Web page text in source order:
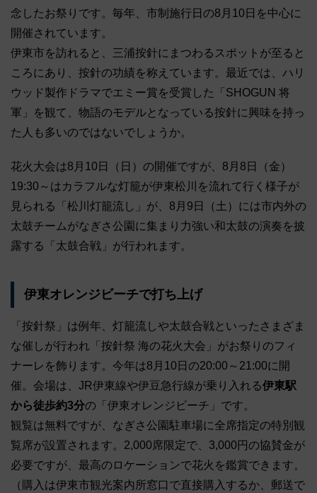
念したお祭りです。毎年、市制施行日の8月10日を中心に
開催されています。
伊東市を訪れると、三浦按針にまつわるスポットが至ると
ころにあり、按針の功績を称えています。最近では、ハリ
ウッド製作ドラマでエミー賞を受賞した「SHOGUN 将
軍」を観て、物語のモデルとなっている按針に興味を持っ
た人も多いのではないでしょうか。
花火大会は8月10日（日）の開催ですが、8月8日（金）
19:30～はカラフルな灯籠が伊東松川を流れて行く様子が
見られる「松川灯籠流し」が、8月9日（土）には市内外の
太鼓チームがなぎさ公園に集まり力強い和太鼓の演奏を披
露する「太鼓合戦」が行われます。
伊東オレンジビーチで打ち上げ
「按針祭」は例年、灯籠流しや太鼓合戦といったさまざま
な催しが行われ「按針祭 海の花火大会」がお祭りのフィ
ナーレを飾ります。今年は8月10日の20:00～21:00に開
催。会場は、JR伊東線や伊豆急行線が乗り入れる伊東駅
から徒歩約3分の「伊東オレンジビーチ」です。
観覧は無料ですが、なぎさ公園駐車場に全席指定の特別観
覧席が設置されます。2,000席限定で、3,000円の協賛金が
必要ですが、最高のロケーションで花火を鑑賞できます。
（購入は伊東市観光案内所窓口で直接購入するか、郵送で